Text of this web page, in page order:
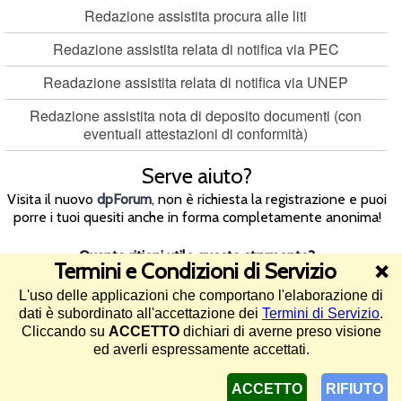
Redazione assistita procura alle liti
Redazione assistita relata di notifica via PEC
Readazione assistita relata di notifica via UNEP
Redazione assistita nota di deposito documenti (con
eventuali attestazioni di conformità)
Serve aiuto?
Visita il nuovodpForum, non è richiesta la registrazione e puoi
porre i tuoi quesiti anche in forma completamente anonima!
Quanto ritieni utile questo strumento?
4.5/5 (95 voti)
©2013-2026 Diritto Pratico -Termini di Servizio e informativa sul
pagina generata in 0.009 secondi in data 8 agosto 2026 (IUG:AO-2F75E8) - 1085 utenti online
Termini e Condizioni di Servizio ❌
L'uso delle applicazioni che comportano l'elaborazione di
dati è subordinato all'accettazione dei Termini di Servizio.
Cliccando su ACCETTOdichiari di averne preso visione
ed averli espressamente accettati.
RIFIUTO
ACCETTO